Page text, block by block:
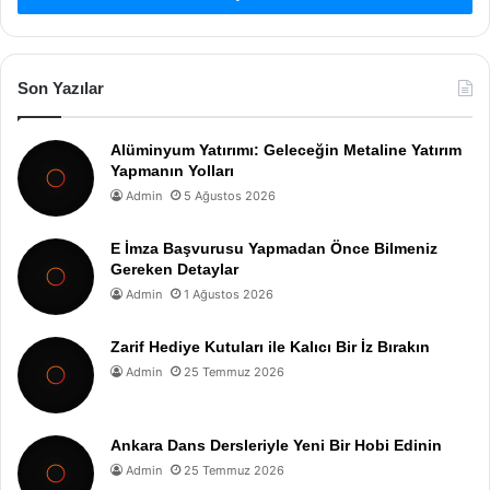
Son Yazılar
Alüminyum Yatırımı: Geleceğin Metaline Yatırım
Yapmanın Yolları
Admin 5 Ağustos 2026
E İmza Başvurusu Yapmadan Önce Bilmeniz
Gereken Detaylar
Admin 1 Ağustos 2026
Zarif Hediye Kutuları ile Kalıcı Bir İz Bırakın
Admin 25 Temmuz 2026
Ankara Dans Dersleriyle Yeni Bir Hobi Edinin
Admin 25 Temmuz 2026